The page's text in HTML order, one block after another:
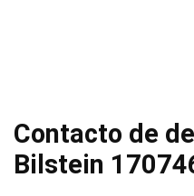
Contacto de
Bilstein